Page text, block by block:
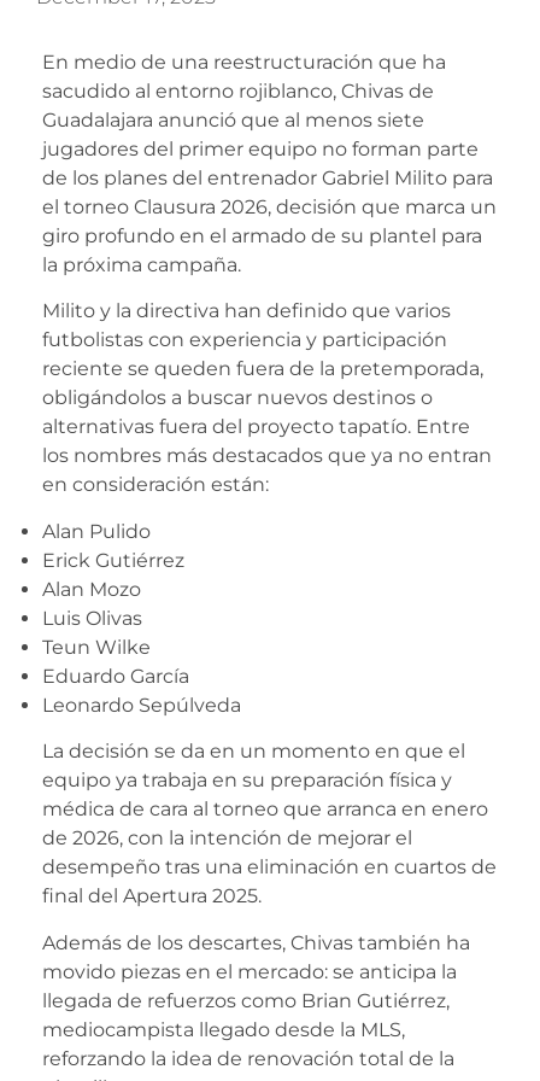
En medio de una reestructuración que ha
sacudido al entorno rojiblanco, Chivas de
Guadalajara anunció que al menos siete
jugadores del primer equipo no forman parte
de los planes del entrenador Gabriel Milito para
el torneo Clausura 2026, decisión que marca un
giro profundo en el armado de su plantel para
la próxima campaña.
Milito y la directiva han definido que varios
futbolistas con experiencia y participación
reciente se queden fuera de la pretemporada,
obligándolos a buscar nuevos destinos o
alternativas fuera del proyecto tapatío. Entre
los nombres más destacados que ya no entran
en consideración están:
Alan Pulido
Erick Gutiérrez
Alan Mozo
Luis Olivas
Teun Wilke
Eduardo García
Leonardo Sepúlveda
La decisión se da en un momento en que el
equipo ya trabaja en su preparación física y
médica de cara al torneo que arranca en enero
de 2026, con la intención de mejorar el
desempeño tras una eliminación en cuartos de
final del Apertura 2025.
Además de los descartes, Chivas también ha
movido piezas en el mercado: se anticipa la
llegada de refuerzos como Brian Gutiérrez,
mediocampista llegado desde la MLS,
reforzando la idea de renovación total de la